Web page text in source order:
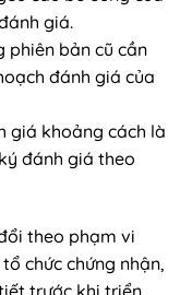
giá.
phiên bản cũ cần
đánh giá của
giá khoảng cách là
đánh giá theo
theo phạm vi
chức chứng nhận,